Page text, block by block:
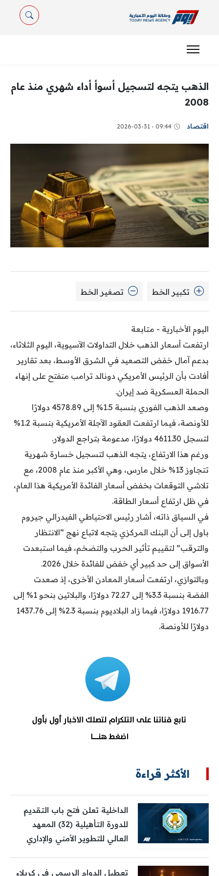
الذهب يتجه لتسجيل أسوأ أداء شهري منذ عام
2008
اقتصاد 09:44 - 2026-03-31
تكبير الخط تصغير الخط
اليوم الأخبارية - متابعة
ارتفعت أسعار الذهب خلال التداولات الآسيوية، اليوم الثلاثاء،
بدعم آمال خفض التصعيد في الشرق الأوسط، بعد تقارير
أفادت بأن الرئيس الأمريكي دونالد ترامب منفتح على إنهاء
الحملة العسكرية ضد إيران.
وصعد الذهب الفوري بنسبة 1.5% إلى 4578.89 دولارًا
للأونصة، فيما ارتفعت العقود الآجلة الأمريكية بنسبة 1.2%
لتسجل 4611.30 دولارًا، مدعومة بتراجع الدولار.
ورغم هذا الارتفاع، يتجه الذهب لتسجيل خسارة شهرية
تتجاوز 13% خلال مارس، وهي الأكبر منذ عام 2008، مع
تلاشي التوقعات بخفض أسعار الفائدة الأمريكية هذا العام،
في ظل ارتفاع أسعار الطاقة.
في السياق ذاته، أشار رئيس الاحتياطي الفيدرالي جيروم
باول إلى أن البنك المركزي يتجه لاتباع نهج “الانتظار
والترقب” لتقييم تأثير الحرب والتضخم، فيما استبعدت
الأسواق إلى حد كبير أي خفض للفائدة خلال 2026.
وبالتوازي، ارتفعت أسعار المعادن الأخرى، إذ صعدت
الفضة بنسبة 3.3% إلى 72.27 دولارًا، والبلاتين بنحو 1% إلى
1916.77 دولارًا، فيما زاد البلاديوم بنسبة 2.3% إلى 1437.76
دولارًا للأونصة.
الأكثر قراءة
الداخلية تعلن فتح باب التقديم
للدورة التأهيلية (32) المعهد
العالي للتطوير الأمني والإداري
تعطيل الدوام الرسمي في كربلاء